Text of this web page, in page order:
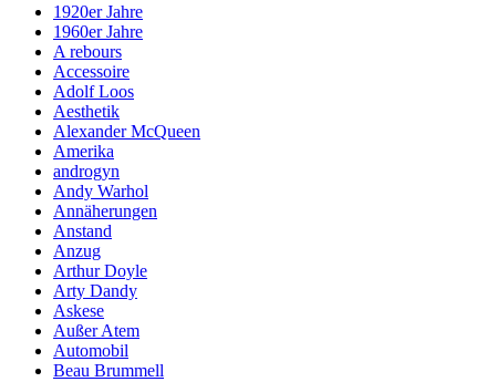
1920er Jahre
1960er Jahre
A rebours
Accessoire
Adolf Loos
Aesthetik
Alexander McQueen
Amerika
androgyn
Andy Warhol
Annäherungen
Anstand
Anzug
Arthur Doyle
Arty Dandy
Askese
Außer Atem
Automobil
Beau Brummell